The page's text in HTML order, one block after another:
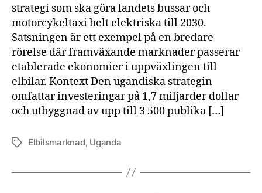
strategi som ska göra landets bussar och
motorcykeltaxi helt elektriska till 2030.
Satsningen är ett exempel på en bredare
rörelse där framväxande marknader passerar
etablerade ekonomier i uppväxlingen till
elbilar. Kontext Den ugandiska strategin
omfattar investeringar på 1,7 miljarder dollar
och utbyggnad av upp till 3 500 publika […]
EtiketterElbilsmarknad, Uganda